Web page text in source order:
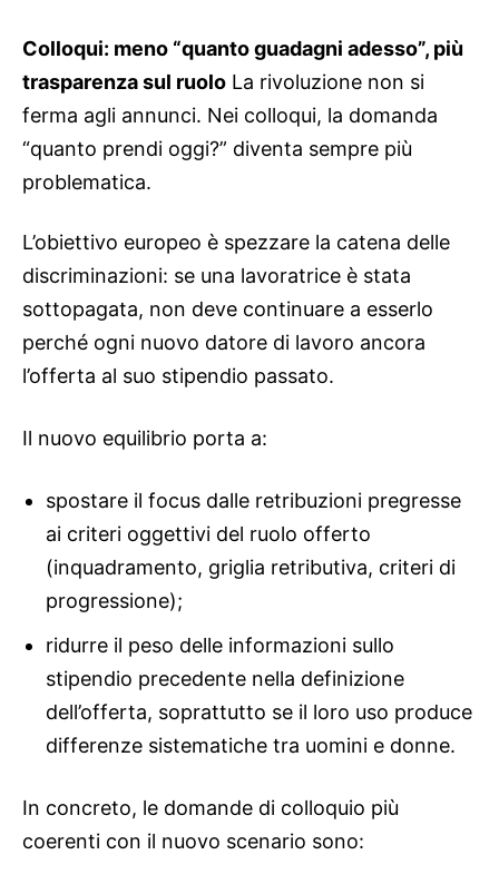
Colloqui: meno “quanto guadagni adesso”, più
trasparenza sul ruolo La rivoluzione non si
ferma agli annunci. Nei colloqui, la domanda
“quanto prendi oggi?” diventa sempre più
problematica.
L’obiettivo europeo è spezzare la catena delle
discriminazioni: se una lavoratrice è stata
sottopagata, non deve continuare a esserlo
perché ogni nuovo datore di lavoro ancora
l’offerta al suo stipendio passato.
Il nuovo equilibrio porta a:
spostare il focus dalle retribuzioni pregresse
ai criteri oggettivi del ruolo offerto
(inquadramento, griglia retributiva, criteri di
progressione);
ridurre il peso delle informazioni sullo
stipendio precedente nella definizione
dell’offerta, soprattutto se il loro uso produce
differenze sistematiche tra uomini e donne.
In concreto, le domande di colloquio più
coerenti con il nuovo scenario sono: